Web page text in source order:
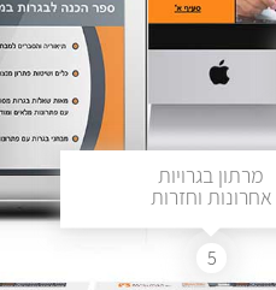
מרתון בגרויות
אחרונות וחזרות
5